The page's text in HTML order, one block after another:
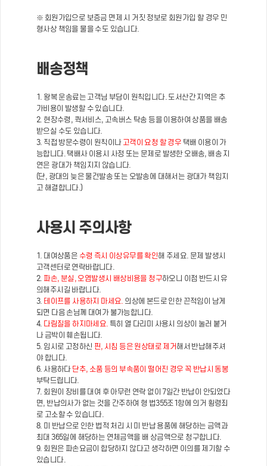
※ 회원가입으로 보증금 면제 시 거짓 정보로 회원가입 할 경우 민
형사상 책임을 물을 수도 있습니다.
배송정책
1. 왕복 운송료는 고객님 부담이 원칙입니다. 도서산간 지역은 추
가비용이 발생할 수 있습니다.
2. 현장수령, 퀵서비스, 고속버스 탁송 등을 이용하여 상품을 배송
받으실 수도 있습니다.
3. 직접 방문수령이 원칙이나 고객이 요청 할 경우 택배 이용이 가
능합니다. 택배사 이용시 사정 또는 문제로 발생한 오배송, 배송 지
연은 광대가 책임지지 않습니다.
(단, 광대의 늦은 물건발송 또는 오발송에 대해서는 광대가 책임지
고 해결합니다.)
사용시 주의사항
1. 대여상품은 수령 즉시 이상유무를 확인해 주세요. 문제 발생시
고객센터로 연락바랍니다.
2. 파손, 분실, 오염발생시 배상비용을 청구하오니 이점 반드시 유
의해주시길 바랍니다.
3. 테이프를 사용하지 마세요. 의상에 본드로 인한 끈적임이 남게
되면 다음 손님께 대여가 불가능합니다.
4. 다림질을 하지마세요. 특히 열 다리미 사용시 의상이 눌러 붙거
나 금박이 훼손됩니다.
5. 임시로 고정하신 핀, 시침 등은 원상태로 제거 해서 반납해주셔
야 합니다.
6. 사용하다 단추, 소품 등의 부속품이 떨어진 경우 꼭 반납시 동봉
부탁드립니다.
7. 회원이 장비를 대여 후 아무런 연락 없이 7일간 반납이 안되었다
면, 반납의사가 없는 것을 간주하여 형 법355조1항에 의거 횡령죄
로 고소할 수 있습니다.
8. 미 반납으로 인한 법적 처리 시 미 반납 용품에 해당하는 금액과
최대 365일에 해당하는 연체금액을 배 상금액으로 청구합니다.
9. 회원은 파손요금이 합당하지 않다고 생각하면 이의를 제기할 수
있습니다.